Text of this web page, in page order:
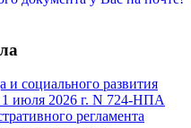
и социального развития
1 июля 2026 г. N 724-НПА
регламента